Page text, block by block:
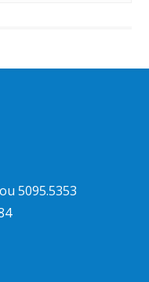
5095.5353